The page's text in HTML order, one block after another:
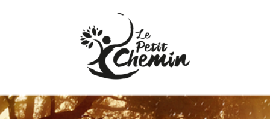
Jessika Desoudin
Énergéticienne - Hypnologue - Massothérapeute